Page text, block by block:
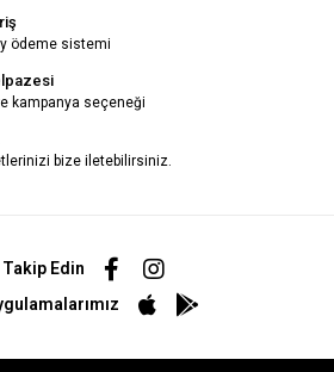
ödeme sistemi
kampanya seçeneği
bize iletebilirsiniz.
Edin